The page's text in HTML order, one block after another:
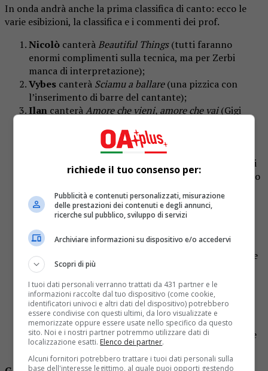
In onda andrà anche la prima classifica di canto: ecco le
varie esibizioni, la classifica e i commenti dei prof.
Nicolò canteràBeautiful Things(tutti faranno
enormi complimenti sulla tecnica, ma per Zerbi
manca di interpretazione);
Vybes canterà Sciamu a ballare(una pizzica con
l’inserimento di barre del cantante);
Ilan canteràAmore che vieni, amore che vai(Gigi
non muoversi troppo sul palco, essendo un brano
Senza CricanteràLuna
(riceverà molti complimenti
anche per le barre create e spiegherà l’origine del suo
nome d’arte, ovvero che quando canta lei non c’è
più);
TrigNocanteràUse Somebodycon l’inserimento di
alcune barre in italiano (Gigi D’Alessio gli dirà che è
un frontman nato);
Luk3
(Gigi D’Alessio dirà al giovane che
è ancora acerbo, ma che la scuola potrebbe essere il
posto giusto per farlo crescere);
DiegocanteràLa musica non c’è(Maria dichiarerà
che il giovane è molto famoso su TikTok);
AlenacanteràNiente canzoni d’amore(secondo gli
insegnanti non era in perfetta forma e deve lavorare
sull’intonazione).
richiede il tuo consenso per:
Pubblicità e contenuti personalizzati, misurazione
delle prestazioni dei contenuti e degli annunci,
ricerche sul pubblico, sviluppo di servizi
Archiviare informazioni su dispositivo e/o accedervi
Scopri di più
I tuoi dati personali verranno trattati da 431 partner e le
informazioni raccolte dal tuo dispositivo (come cookie,
identificatori univoci e altri dati del dispositivo) potrebbero
essere condivise con questi ultimi, da loro visualizzate e
memorizzate oppure essere usate nello specifico da questo
sito. Noi e i nostri partner potremmo utilizzare dati di
localizzazione esatti. Elenco dei partner.
Alcuni fornitori potrebbero trattare i tuoi dati personali sulla
base dell'interesse legittimo, al quale puoi opporti gestendo